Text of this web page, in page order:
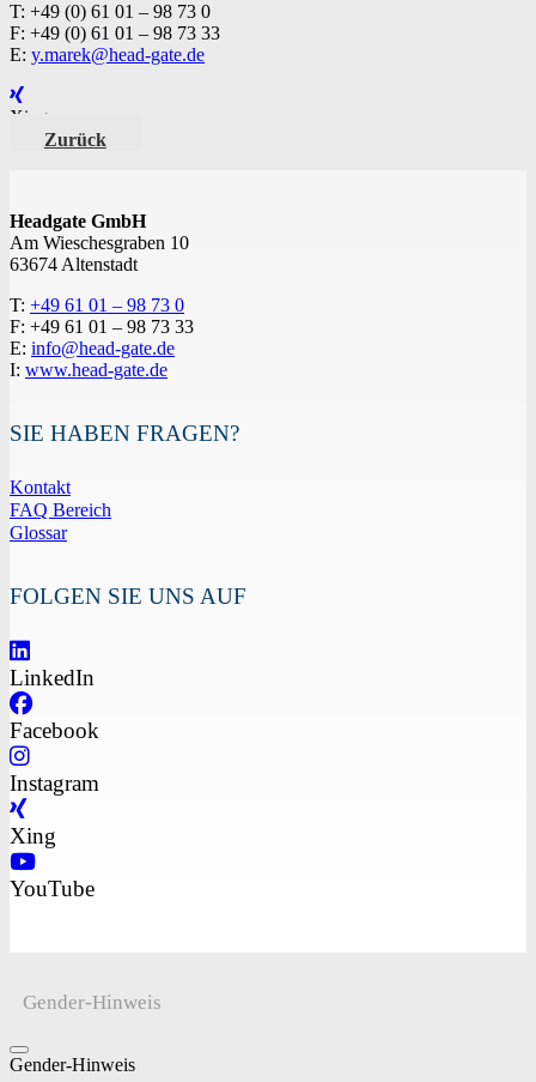
T: +49 (0) 61 01 – 98 73 0
F: +49 (0) 61 01 – 98 73 33
E: y.marek@head-gate.de
Xing
Zurück
Headgate GmbH
Am Wieschesgraben 10
63674 Altenstadt
T: +49 61 01 – 98 73 0
F: +49 61 01 – 98 73 33
E: info@head-gate.de
I: www.head-gate.de
SIE HABEN FRAGEN?
Kontakt
FAQ Bereich
Glossar
FOLGEN SIE UNS AUF
LinkedIn
Facebook
Instagram
Xing
YouTube
Gender-Hinweis
Gender-Hinweis